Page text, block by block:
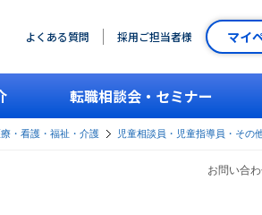
よくある質問 採用ご担当者様 マイ
転職相談会・セミナー
・看護・福祉・介護 児童相談員・児童指導員・その
お問い合